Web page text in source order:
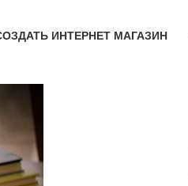
ИНТЕРНЕТ МАГАЗИН